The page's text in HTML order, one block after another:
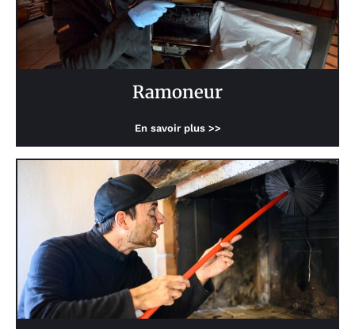
Ramoneur
En savoir plus >>